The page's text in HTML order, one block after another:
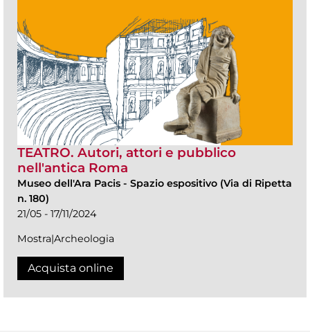
TEATRO. Autori, attori e pubblico
nell'antica Roma
Museo dell'Ara Pacis - Spazio espositivo (Via di Ripetta
n. 180)
21/05 - 17/11/2024
Mostra|Archeologia
Acquista online